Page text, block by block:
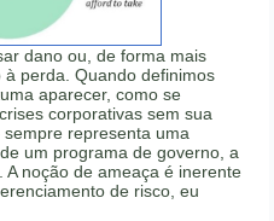
dano ou, de forma mais
perda. Quando definimos
aparecer, como se
corporativas sem sua
representa uma
um programa de governo, a
noção de ameaça é inerente
de risco, eu